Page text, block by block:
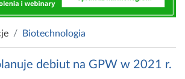
Biotechnologia
debiut na GPW w 2021 r.